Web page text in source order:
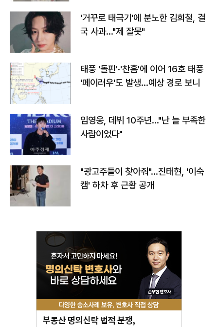
'거꾸로 태극기'에 분노한 김희철, 결
국 사과…"제 잘못"
태풍 '돌핀'·'찬홈'에 이어 16호 태풍
'페이러우'도 발생…예상 경로 보니
임영웅, 데뷔 10주년…"난 늘 부족한
사람이었다"
"광고주들이 찾아줘"…진태현, '이숙
캠' 하차 후 근황 공개